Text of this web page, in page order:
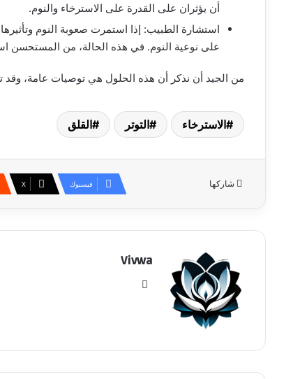
أن يؤثران على القدرة على الاسترخاء والنوم.
استشارة الطبيب: إذا استمرت صعوبة النوم
على نوعية النوم. في هذه الحالة، من المستحسن
من الجيد أن نذكر أن هذه الحلول هي توصيات عامة،
الاسترخاء التوتر القلق
شاركها فيسبوك ‫X
Vivwa